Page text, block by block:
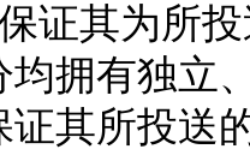
证其为所
均拥有独立
证其所投送